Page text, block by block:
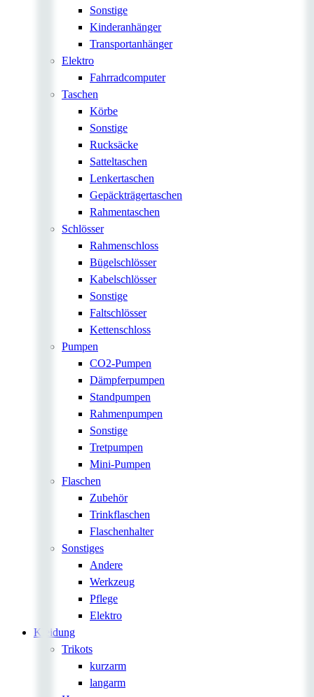
Sonstige
Kinderanhänger
Transportanhänger
Elektro
Fahrradcomputer
Taschen
Körbe
Sonstige
Rucksäcke
Satteltaschen
Lenkertaschen
Gepäckträgertaschen
Rahmentaschen
Schlösser
Rahmenschloss
Bügelschlösser
Kabelschlösser
Sonstige
Faltschlösser
Kettenschloss
Pumpen
CO2-Pumpen
Dämpferpumpen
Standpumpen
Rahmenpumpen
Sonstige
Tretpumpen
Mini-Pumpen
Flaschen
Zubehör
Trinkflaschen
Flaschenhalter
Sonstiges
Andere
Werkzeug
Pflege
Elektro
Kleidung
Trikots
kurzarm
langarm